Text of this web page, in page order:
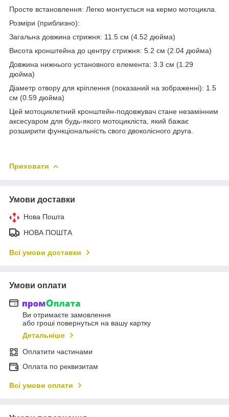
Просте встановлення: Легко монтується на кермо мотоцикла.
Розміри (приблизно):
Загальна довжина стрижня: 11.5 см (4.52 дюйма)
Висота кронштейна до центру стрижня: 5.2 см (2.04 дюйма)
Довжина нижнього установного елемента: 3.3 см (1.29
дюйма)
Діаметр отвору для кріплення (показаний на зображенні): 1.5
см (0.59 дюйма)
Цей мотоциклетний кронштейн-подовжувач стане незамінним
аксесуаром для будь-якого мотоцикліста, який бажає
розширити функціональність свого двоколісного друга.
Приховати
Умови доставки
Нова Пошта
НОВА ПОШТА
Всі умови доставки
Умови оплати
Ви отримаєте замовлення
або гроші повернуться на вашу картку
Детальніше
Оплатити частинами
Оплата по реквизитам
Всі умови оплати